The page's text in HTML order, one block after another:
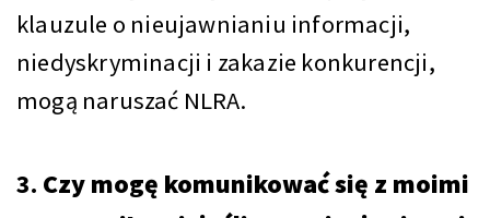
klauzule o nieujawnianiu informacji,
niedyskryminacji i zakazie konkurencji,
mogą naruszać NLRA.
3. Czy mogę komunikować się z moimi